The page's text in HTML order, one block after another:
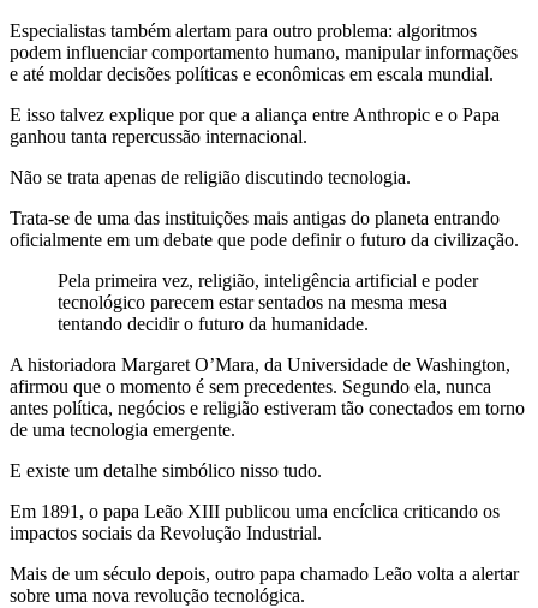
Especialistas também alertam para outro problema: algoritmos
podem influenciar comportamento humano, manipular informações
e até moldar decisões políticas e econômicas em escala mundial.
E isso talvez explique por que a aliança entre Anthropic e o Papa
ganhou tanta repercussão internacional.
Não se trata apenas de religião discutindo tecnologia.
Trata-se de uma das instituições mais antigas do planeta entrando
oficialmente em um debate que pode definir o futuro da civilização.
Pela primeira vez, religião, inteligência artificial e poder
tecnológico parecem estar sentados na mesma mesa
tentando decidir o futuro da humanidade.
A historiadora Margaret O’Mara, da Universidade de Washington,
afirmou que o momento é sem precedentes. Segundo ela, nunca
antes política, negócios e religião estiveram tão conectados em torno
de uma tecnologia emergente.
E existe um detalhe simbólico nisso tudo.
Em 1891, o papa Leão XIII publicou uma encíclica criticando os
impactos sociais da Revolução Industrial.
Mais de um século depois, outro papa chamado Leão volta a alertar
sobre uma nova revolução tecnológica.